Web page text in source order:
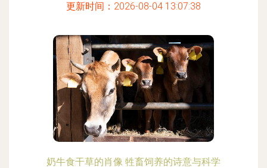
更新时间：2026-08-04 13:07:38
奶牛食干草的肖像 牲畜饲养的诗意与科学